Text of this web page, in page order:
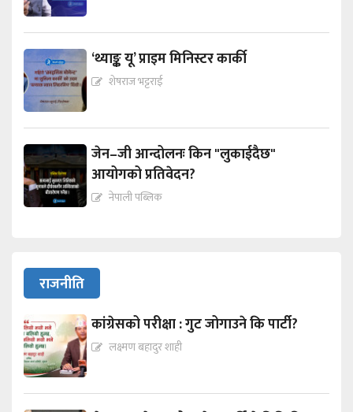
‘थ्याङ्क यू’ प्राइम मिनिस्टर कार्की
शेषराज भट्टराई
जेन–जी आन्दोलनः किन "लुकाईदैछ"
आयोगको प्रतिवेदन?
नेपाली पब्लिक
राजनीति
कांग्रेसको परीक्षा : गुट जोगाउने कि पार्टी?
लक्ष्मण बहादुर शाही